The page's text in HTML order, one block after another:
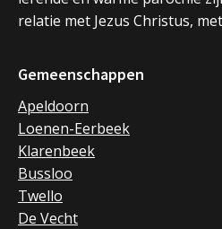
relatie met Jezus Christus,
Gemeenschappen
Apeldoorn
Loenen-Eerbeek
Klarenbeek
Bussloo
Twello
De Vecht